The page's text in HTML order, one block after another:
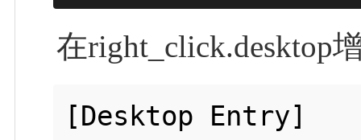
在right_click.desktop
[Desktop Entry]